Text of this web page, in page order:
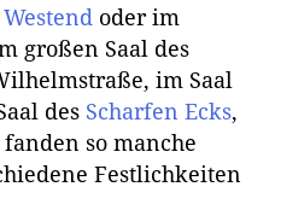
Westend oder im
großen Saal des
im Saal
des Scharfen Ecks,
so manche
Festlichkeiten